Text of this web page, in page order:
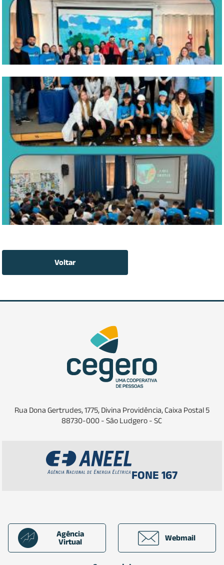
Voltar
Rua Dona Gertrudes, 1775, Divina Providência, Caixa Postal 5
88730-000 - São Ludgero - SC
FONE 167
Agência
Virtual
Webmail